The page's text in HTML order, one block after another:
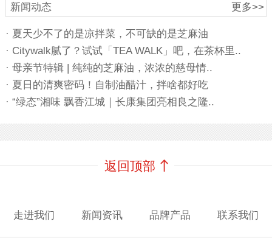
新闻动态 更多>>
· 夏天少不了的是凉拌菜，不可缺的是芝麻油
· Citywalk腻了？试试「TEA WALK」吧，在茶杯里..
· 母亲节特辑 | 纯纯的芝麻油，浓浓的慈母情..
· 夏日的清爽密码！自制油醋汁，拌啥都好吃
· “绿态”湘味 飘香江城｜长康集团亮相良之隆..
返回顶部
走进我们 新闻资讯 品牌产品 联系我们